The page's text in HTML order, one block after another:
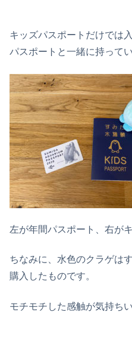
キッズパスポートだけでは
パスポートと一緒に持って
左が年間パスポート、右が
ちなみに、水色のクラゲは
購入したものです。
モチモチした感触が気持ち